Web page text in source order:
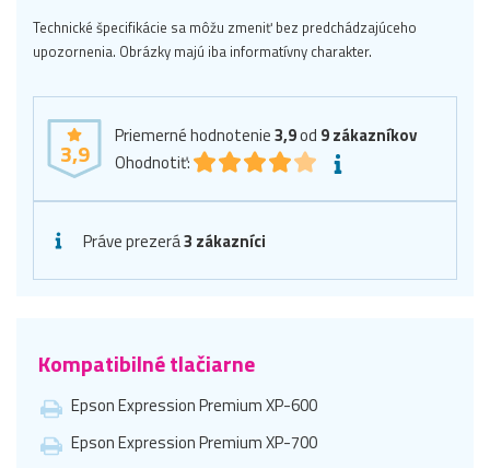
Technické špecifikácie sa môžu zmeniť bez predchádzajúceho
upozornenia. Obrázky majú iba informatívny charakter.
3,9
Priemerné hodnotenie3,9od 9zákazníkov
Ohodnotiť:
Práve prezerá3 zákazníci
Kompatibilné tlačiarne
Epson Expression Premium XP-600
Epson Expression Premium XP-700